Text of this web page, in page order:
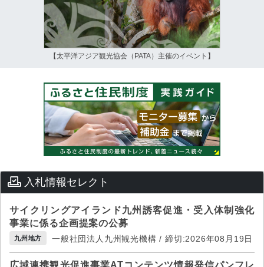
【太平洋アジア観光協会（PATA）主催のイベント】
入札情報セレクト
サイクリングアイランド九州誘客促進・受入体制強化
事業に係る企画提案の公募
九州地方 一般社団法人九州観光機構 / 締切:2026年08月19日
広域連携観光促進事業ATコンテンツ情報発信パンフレ